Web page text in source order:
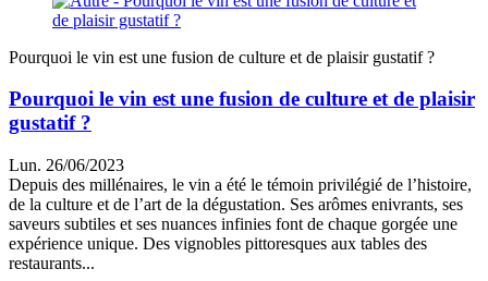
Pourquoi le vin est une fusion de culture et de plaisir gustatif ?
Pourquoi le vin est une fusion de culture et de plaisir
gustatif ?
Lun. 26/06/2023
Depuis des millénaires, le vin a été le témoin privilégié de l’histoire,
de la culture et de l’art de la dégustation. Ses arômes enivrants, ses
saveurs subtiles et ses nuances infinies font de chaque gorgée une
expérience unique. Des vignobles pittoresques aux tables des
restaurants...